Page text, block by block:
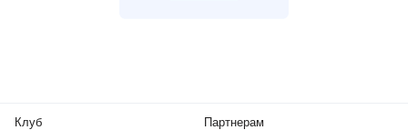
Клуб Партнерам